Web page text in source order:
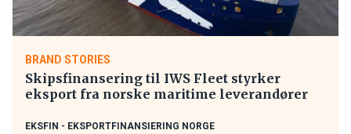
BRAND STORIES
Skipsfinansering til IWS Fleet styrker
eksport fra norske maritime leverandører
EKSFIN - EKSPORTFINANSIERING NORGE